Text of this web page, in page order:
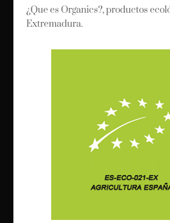
¿Que es Organics?, productos
Extremadura.